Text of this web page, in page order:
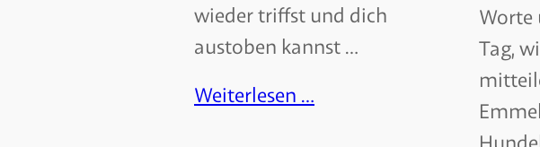
wieder triffst und dich
austoben kannst …
Weiterlesen …
Worte
Tag,